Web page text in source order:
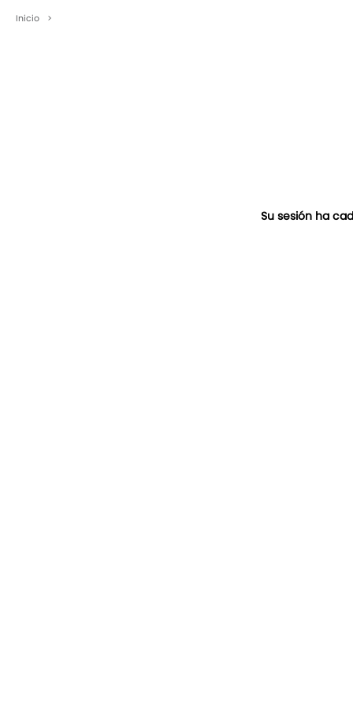
Inicio >
Su sesión ha